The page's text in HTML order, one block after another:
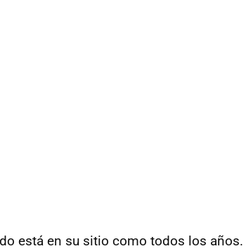
está en su sitio como todos los años.